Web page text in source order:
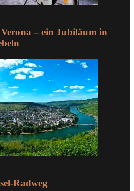
– ein Jubiläum in
Radweg